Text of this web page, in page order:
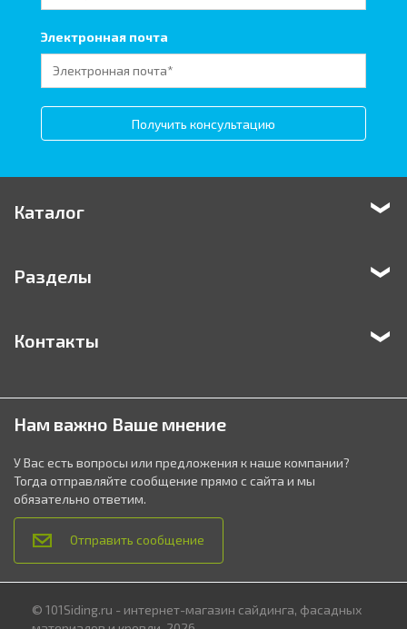
Электронная почта
Получить консультацию
Каталог
Разделы
Контакты
Нам важно Ваше мнение
У Вас есть вопросы или предложения к наше компании?
Тогда отправляйте сообщение прямо с сайта и мы
обязательно ответим.
Отправить сообщение
© 101Siding.ru - интернет-магазин сайдинга, фасадных